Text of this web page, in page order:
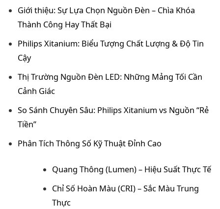
Giới thiệu: Sự Lựa Chọn Nguồn Đèn – Chìa Khóa
Thành Công Hay Thất Bại
Philips Xitanium: Biểu Tượng Chất Lượng & Độ Tin
Cậy
Thị Trường Nguồn Đèn LED: Những Mảng Tối Cần
Cảnh Giác
So Sánh Chuyên Sâu: Philips Xitanium vs Nguồn “Rẻ
Tiền”
Phân Tích Thông Số Kỹ Thuật Đỉnh Cao
Quang Thông (Lumen) – Hiệu Suất Thực Tế
Chỉ Số Hoàn Màu (CRI) – Sắc Màu Trung
Thực